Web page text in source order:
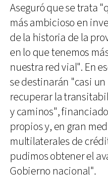
Aseguró que se trata
más ambicioso en
de la historia de la
en lo que tenemos
nuestra red vial". En
se destinarán "casi
recuperar la
y caminos",
propios y, en gran
multilaterales de
pudimos obtener el
Gobierno nacional".